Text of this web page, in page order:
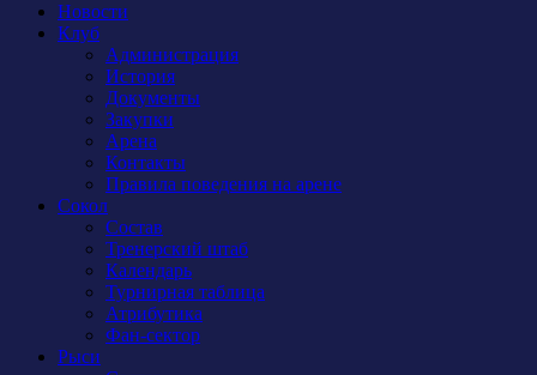
Новости
Клуб
Администрация
История
Документы
Закупки
Арена
Контакты
Правила поведения на арене
Сокол
Состав
Тренерский штаб
Календарь
Турнирная таблица
Атрибутика
Фан-сектор
Рыси